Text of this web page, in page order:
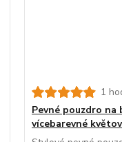
1
Pevné pouzdro na
vícebarevné